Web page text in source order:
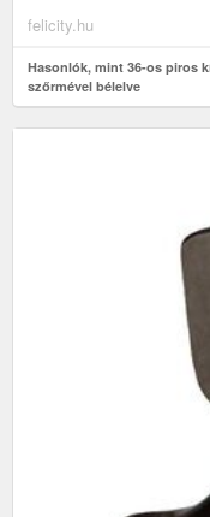
felicity.hu
Hasonlók, mint 36-os piros
szőrmével bélelve